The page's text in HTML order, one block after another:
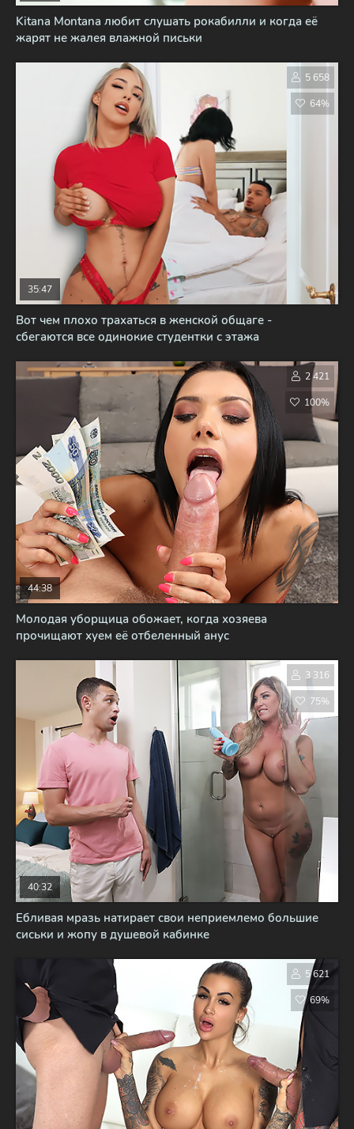
Kitana Montana любит слушать рокабилли и когда её
жарят не жалея влажной письки
Вот чем плохо трахаться в женской общаге -
сбегаются все одинокие студентки с этажа
35:47
5 658
64%
Молодая уборщица обожает, когда хозяева
прочищают хуем её отбеленный анус
44:38
2 421
100%
Ебливая мразь натирает свои неприемлемо большие
сиськи и жопу в душевой кабинке
40:32
3 316
75%
5 621
69%